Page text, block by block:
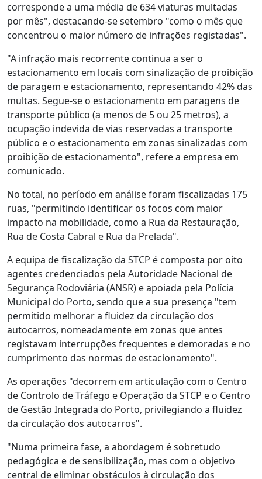
corresponde a uma média de 634 viaturas multadas
por mês", destacando-se setembro "como o mês que
concentrou o maior número de infrações registadas".
"A infração mais recorrente continua a ser o
estacionamento em locais com sinalização de proibição
de paragem e estacionamento, representando 42% das
multas. Segue-se o estacionamento em paragens de
transporte público (a menos de 5 ou 25 metros), a
ocupação indevida de vias reservadas a transporte
público e o estacionamento em zonas sinalizadas com
proibição de estacionamento", refere a empresa em
comunicado.
No total, no período em análise foram fiscalizadas 175
ruas, "permitindo identificar os focos com maior
impacto na mobilidade, como a Rua da Restauração,
Rua de Costa Cabral e Rua da Prelada".
A equipa de fiscalização da STCP é composta por oito
agentes credenciados pela Autoridade Nacional de
Segurança Rodoviária (ANSR) e apoiada pela Polícia
Municipal do Porto, sendo que a sua presença "tem
permitido melhorar a fluidez da circulação dos
autocarros, nomeadamente em zonas que antes
registavam interrupções frequentes e demoradas e no
cumprimento das normas de estacionamento".
As operações "decorrem em articulação com o Centro
de Controlo de Tráfego e Operação da STCP e o Centro
de Gestão Integrada do Porto, privilegiando a fluidez
da circulação dos autocarros".
"Numa primeira fase, a abordagem é sobretudo
pedagógica e de sensibilização, mas com o objetivo
central de eliminar obstáculos à circulação dos